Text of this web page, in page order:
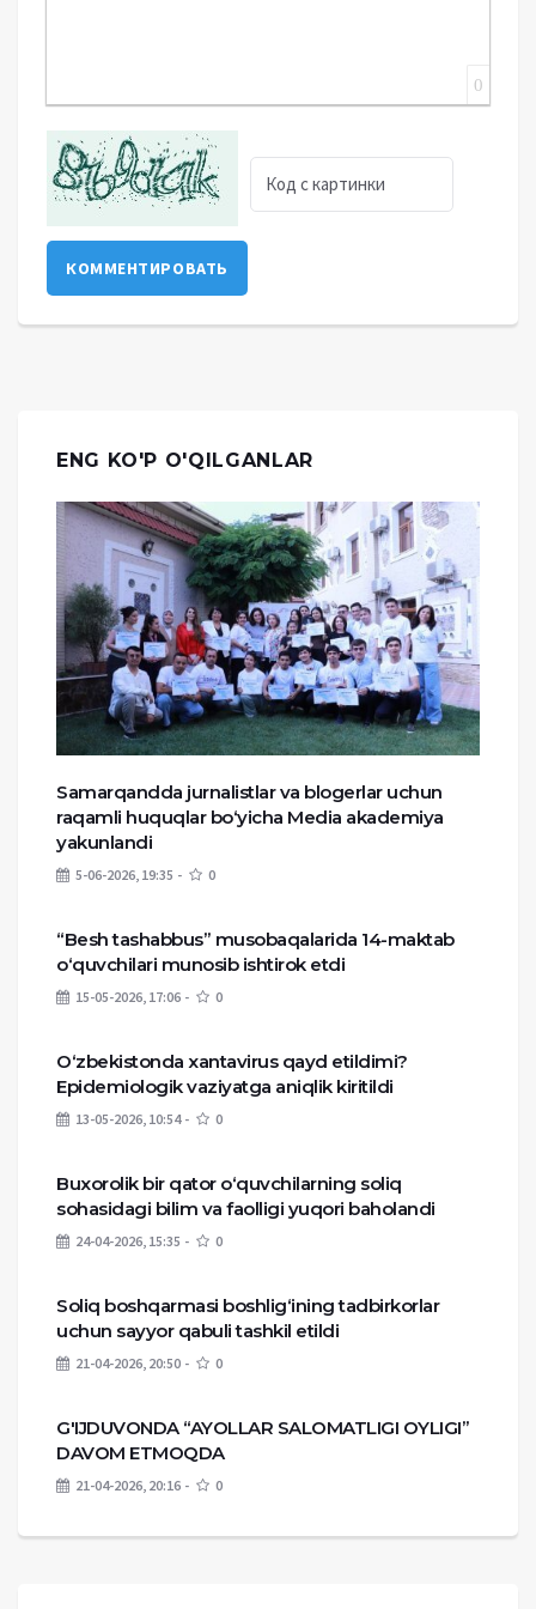
0
КОММЕНТИРОВАТЬ
ENG KO'P O'QILGANLAR
Samarqandda jurnalistlar va blogerlar uchun
raqamli huquqlar bo‘yicha Media akademiya
yakunlandi
5-06-2026, 19:35 0
“Besh tashabbus” musobaqalarida 14-maktab
o‘quvchilari munosib ishtirok etdi
15-05-2026, 17:06 0
O‘zbekistonda xantavirus qayd etildimi?
Epidemiologik vaziyatga aniqlik kiritildi
13-05-2026, 10:54 0
Buxorolik bir qator o‘quvchilarning soliq
sohasidagi bilim va faolligi yuqori baholandi
24-04-2026, 15:35 0
Soliq boshqarmasi boshlig‘ining tadbirkorlar
uchun sayyor qabuli tashkil etildi
21-04-2026, 20:50 0
G'IJDUVONDA “AYOLLAR SALOMATLIGI OYLIGI”
DAVOM ETMOQDA
21-04-2026, 20:16 0